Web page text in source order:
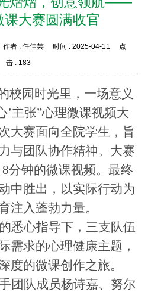
课大赛圆满收官
者 : 任佳芸 时间 : 2025-04-11 点
击 : 183
校园时光里，一场意义
’主张”心理微课视频大
大赛面向全院学生， 旨
与团队协作精神。大赛
8分钟的微课视频。最终
中胜出， 以实际行动为
注入蓬勃力量。
悉心指导下，三支队伍
需求的心理健康主题，
度的微课创作之旅。
团队成员杨诗嘉、努尔